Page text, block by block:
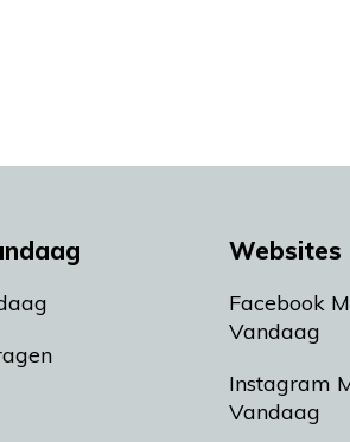
Websites
Facebook
Vandaag
Instagram
Vandaag